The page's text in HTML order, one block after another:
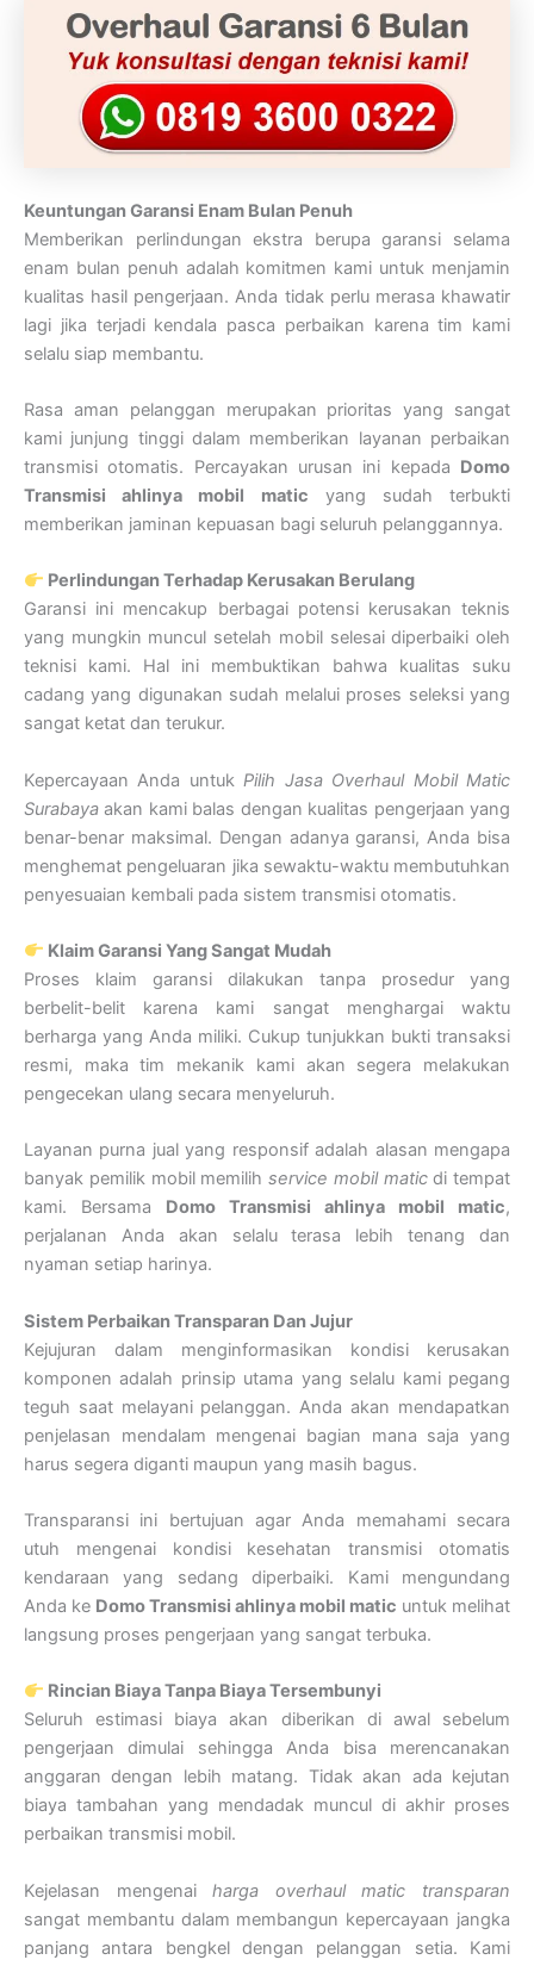
Keuntungan Garansi Enam Bulan Penuh
Memberikan perlindungan ekstra berupa garansi selama
enam bulan penuh adalah komitmen kami untuk menjamin
kualitas hasil pengerjaan. Anda tidak perlu merasa khawatir
lagi jika terjadi kendala pasca perbaikan karena tim kami
selalu siap membantu.
Rasa aman pelanggan merupakan prioritas yang sangat
kami junjung tinggi dalam memberikan layanan perbaikan
transmisi otomatis. Percayakan urusan ini kepada Domo
Transmisi ahlinya mobil matic yang sudah terbukti
memberikan jaminan kepuasan bagi seluruh pelanggannya.
Perlindungan Terhadap Kerusakan Berulang
Garansi ini mencakup berbagai potensi kerusakan teknis
yang mungkin muncul setelah mobil selesai diperbaiki oleh
teknisi kami. Hal ini membuktikan bahwa kualitas suku
cadang yang digunakan sudah melalui proses seleksi yang
sangat ketat dan terukur.
Kepercayaan Anda untuk Pilih Jasa Overhaul Mobil Matic
Surabaya akan kami balas dengan kualitas pengerjaan yang
benar-benar maksimal. Dengan adanya garansi, Anda bisa
menghemat pengeluaran jika sewaktu-waktu membutuhkan
penyesuaian kembali pada sistem transmisi otomatis.
Klaim Garansi Yang Sangat Mudah
Proses klaim garansi dilakukan tanpa prosedur yang
berbelit-belit karena kami sangat menghargai waktu
berharga yang Anda miliki. Cukup tunjukkan bukti transaksi
resmi, maka tim mekanik kami akan segera melakukan
pengecekan ulang secara menyeluruh.
Layanan purna jual yang responsif adalah alasan mengapa
banyak pemilik mobil memilih service mobil maticdi tempat
kami. Bersama Domo Transmisi ahlinya mobil matic,
perjalanan Anda akan selalu terasa lebih tenang dan
nyaman setiap harinya.
Sistem Perbaikan Transparan Dan Jujur
Kejujuran dalam menginformasikan kondisi kerusakan
komponen adalah prinsip utama yang selalu kami pegang
teguh saat melayani pelanggan. Anda akan mendapatkan
penjelasan mendalam mengenai bagian mana saja yang
harus segera diganti maupun yang masih bagus.
Transparansi ini bertujuan agar Anda memahami secara
utuh mengenai kondisi kesehatan transmisi otomatis
kendaraan yang sedang diperbaiki. Kami mengundang
Anda ke Domo Transmisi ahlinya mobil matic untuk melihat
langsung proses pengerjaan yang sangat terbuka.
Rincian Biaya Tanpa Biaya Tersembunyi
Seluruh estimasi biaya akan diberikan di awal sebelum
pengerjaan dimulai sehingga Anda bisa merencanakan
anggaran dengan lebih matang. Tidak akan ada kejutan
biaya tambahan yang mendadak muncul di akhir proses
perbaikan transmisi mobil.
Kejelasan mengenaiharga overhaul matic transparan
sangat membantu dalam membangun kepercayaan jangka
panjang antara bengkel dengan pelanggan setia. Kami